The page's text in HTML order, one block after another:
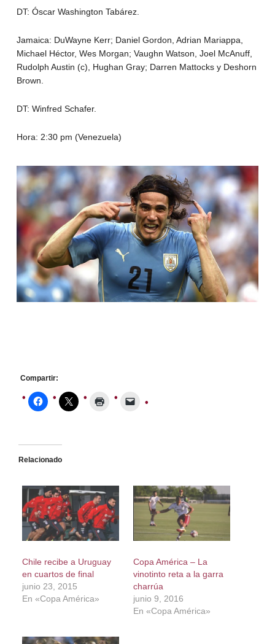
DT: Óscar Washington Tabárez.
Jamaica: DuWayne Kerr; Daniel Gordon, Adrian Mariappa,
Michael Héctor, Wes Morgan; Vaughn Watson, Joel McAnuff,
Rudolph Austin (c), Hughan Gray; Darren Mattocks y Deshorn
Brown.
DT: Winfred Schafer.
Hora: 2:30 pm (Venezuela)
Compartir:
Relacionado
Chile recibe a Uruguay
en cuartos de final
junio 23, 2015
En «Copa América»
Copa América – La
vinotinto reta a la garra
charrúa
junio 9, 2016
En «Copa América»